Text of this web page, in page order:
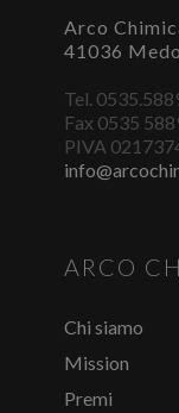
Arco
41036
Tel.
Fax 0535
PIVA
ARCO
Chi siamo
Mission
Premi